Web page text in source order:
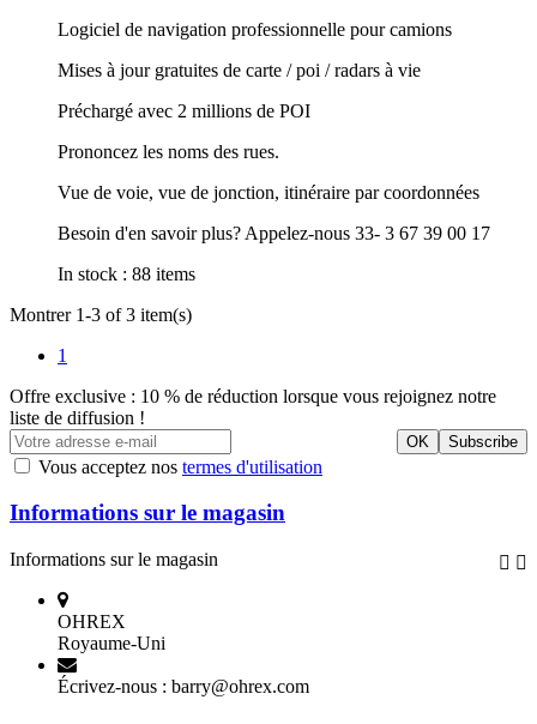
Logiciel de navigation professionnelle pour camions
Mises à jour gratuites de carte / poi / radars à vie
Préchargé avec 2 millions de POI
Prononcez les noms des rues.
Vue de voie, vue de jonction, itinéraire par coordonnées
Besoin d'en savoir plus? Appelez-nous 33- 3 67 39 00 17
In stock : 88 items
Montrer 1-3 of 3 item(s)
1
Offre exclusive : 10 % de réduction lorsque vous rejoignez notre
liste de diffusion !
Vous acceptez nos termes d'utilisation
Informations sur le magasin
Informations sur le magasin  
OHREX
Royaume-Uni
Écrivez-nous : barry@ohrex.com